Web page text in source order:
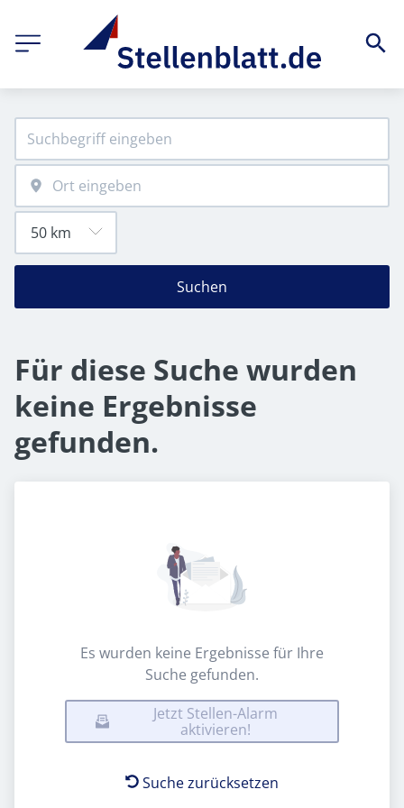
Suchen
Für diese Suche wurden
keine Ergebnisse
gefunden.
Es wurden keine Ergebnisse für Ihre
Suche gefunden.
Jetzt Stellen-Alarm
aktivieren!
Suche zurücksetzen